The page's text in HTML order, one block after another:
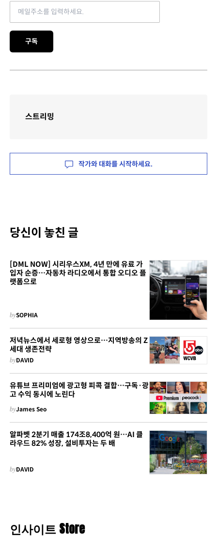
Email address
구독
스트리밍
작가와 대화를 시작하세요.
당신이 놓친 글
[DML NOW] 시리우스XM, 4년 만에 유료 가
입자 순증…자동차 라디오에서 통합 오디오 플
랫폼으로
bySOPHIA
저녁뉴스에서 세로형 영상으로…지역방송의 Z
세대 생존전략
byDAVID
유튜브 프리미엄에 광고형 피콕 결합…구독·광
고 수익 동시에 노린다
byJames Seo
알파벳 2분기 매출 174조8,400억 원…AI 클
라우드 82% 성장, 설비투자는 두 배
byDAVID
인사이트 Store